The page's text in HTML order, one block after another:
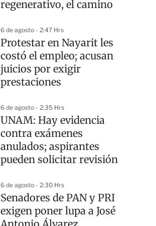
regenerativo, el camino
6 de agosto - 2:47 Hrs
Protestar en Nayarit les
costó el empleo; acusan
juicios por exigir
prestaciones
6 de agosto - 2:35 Hrs
UNAM: Hay evidencia
contra exámenes
anulados; aspirantes
pueden solicitar revisión
6 de agosto - 2:30 Hrs
Senadores de PAN y PRI
exigen poner lupa a José